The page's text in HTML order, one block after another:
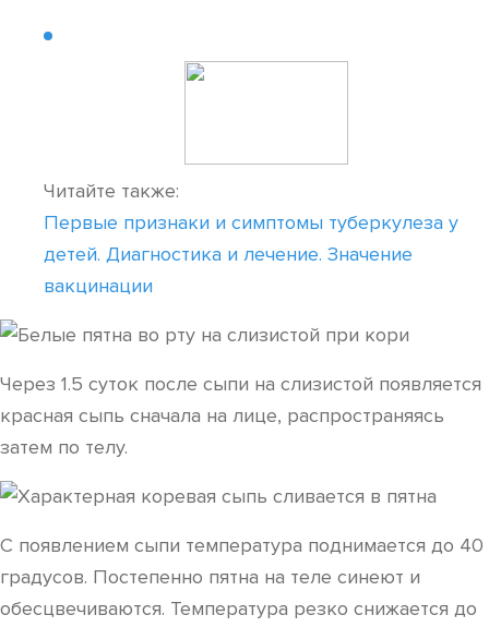
Читайте также:
Первые признаки и симптомы туберкулеза у
детей. Диагностика и лечение. Значение
вакцинации
Через 1.5 суток после сыпи на слизистой появляется
красная сыпь сначала на лице, распространяясь
затем по телу.
С появлением сыпи температура поднимается до 40
градусов. Постепенно пятна на теле синеют и
обесцвечиваются. Температура резко снижается до